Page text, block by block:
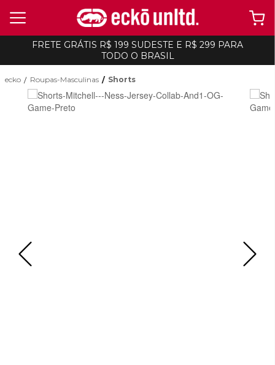
FRETE GRÁTIS R$ 199 SUDESTE E R$ 299 PARA
TODO O BRASIL
ecko Roupas-Masculinas Shorts